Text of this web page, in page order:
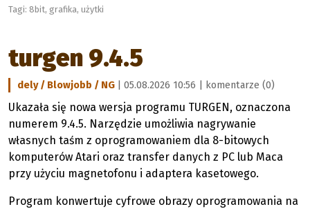
Tagi: 8bit, grafika, użytki
turgen 9.4.5
dely / Blowjobb / NG | 05.08.2026 10:56 | komentarze (0)
Ukazała się nowa wersja programu TURGEN, oznaczona
numerem 9.4.5. Narzędzie umożliwia nagrywanie
własnych taśm z oprogramowaniem dla 8-bitowych
komputerów Atari oraz transfer danych z PC lub Maca
przy użyciu magnetofonu i adaptera kasetowego.
Program konwertuje cyfrowe obrazy oprogramowania na